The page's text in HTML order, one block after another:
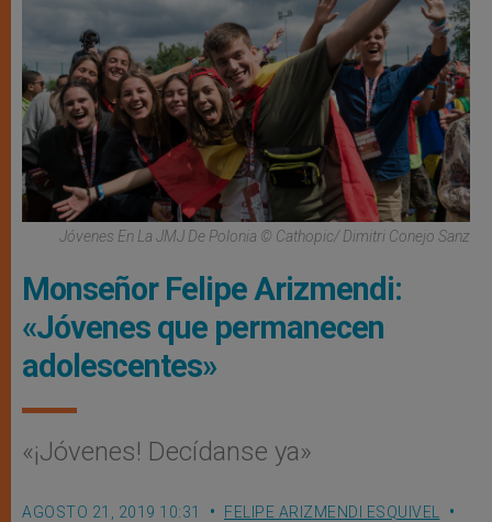
Jóvenes En La JMJ De Polonia © Cathopic/ Dimitri Conejo Sanz
Monseñor Felipe Arizmendi:
«Jóvenes que permanecen
adolescentes»
«¡Jóvenes! Decídanse ya»
AGOSTO 21, 2019 10:31
FELIPE ARIZMENDI ESQUIVEL